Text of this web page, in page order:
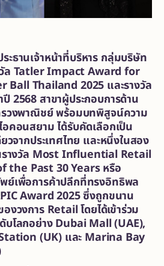
ธานเจ้าหน้าที่บริหาร กลุ่มบริษัท
ล Tatler Impact Award for
Ball Thailand 2025 และรางวัล
ปี2568 สาขาผู้ประกอบการด้าน
รวงพาณิชย์ พร้อมบทพิสูจน์ความ
อคอนสยาม ได้รับคัดเลือกเป็น
จากประเทศไทย และหนึ่งในสอง
นรางวัล Most Influential Retail
the Past 30 Years หรือ
ย์เพื่อการค้าปลีกที่ทรงอิทธิพล
Award 2025 ซึ่งถูกขนาน
งวงการ Retail โดยได้เข้าร่วม
บโลกอย่างDubai Mall (UAE),
(UK) และ Marina Bay